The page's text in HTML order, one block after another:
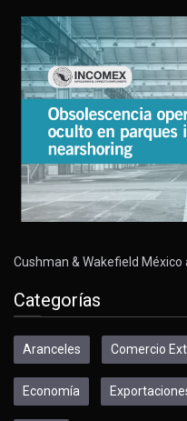
Cushman & Wakefield México
Categorías
Aranceles Comercio
Economía